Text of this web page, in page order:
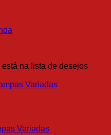
está na lista de desejos
Variadas